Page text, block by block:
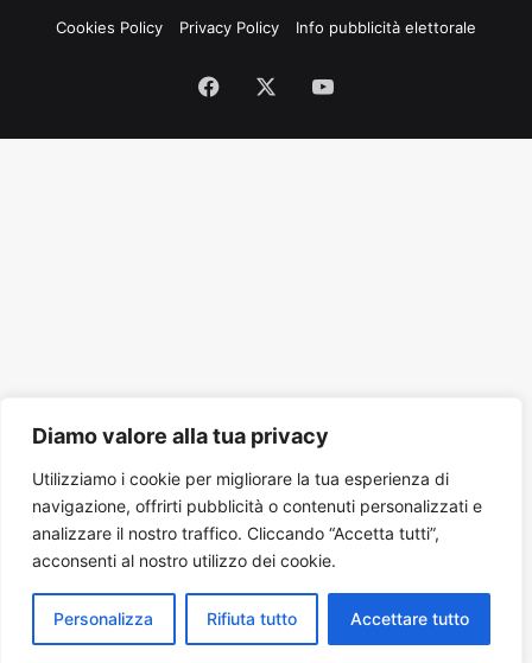
Diamo valore alla tua privacy
Utilizziamo i cookie per migliorare la tua esperienza di
navigazione, offrirti pubblicità o contenuti personalizzati e
analizzare il nostro traffico. Cliccando “Accetta tutti”,
acconsenti al nostro utilizzo dei cookie.
Personalizza Rifiuta tutto Accettare tutto
Cookies Policy
Privacy Policy Info pubblicità elettorale
Facebook
Tube